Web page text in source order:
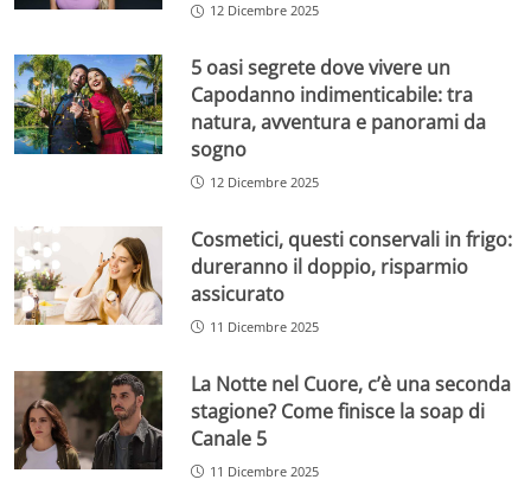
12 Dicembre 2025
5 oasi segrete dove vivere un
Capodanno indimenticabile: tra
natura, avventura e panorami da
sogno
12 Dicembre 2025
Cosmetici, questi conservali in frigo:
dureranno il doppio, risparmio
assicurato
11 Dicembre 2025
La Notte nel Cuore, c’è una seconda
stagione? Come finisce la soap di
Canale 5
11 Dicembre 2025